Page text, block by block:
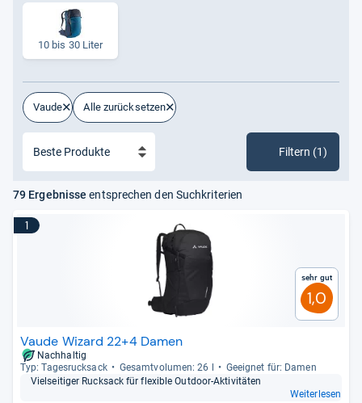
10 bis 30 Liter
Vaude Alle zurücksetzen
Filtern (1)
79 Ergebnisse entsprechen den Suchkriterien
1
Sehr gut
1,0
Vaude Wizard 22+4 Damen
Nachhaltig
Typ: Tages­ruck­sack
Gesamt­vo­lu­men: 26 l
Geeig­net für: Damen
Viel­sei­ti­ger Ruck­sack für fle­xi­ble Out­door-​Akti­vi­tä­ten
Weiterlesen